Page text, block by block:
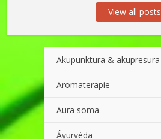
View all posts
Akupunktura & akupresura
Aromaterapie
Aura soma
Áyurvéda